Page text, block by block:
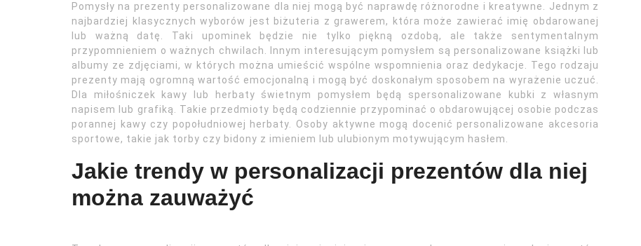
Pomysły na prezenty personalizowane dla niej mogą być naprawdę różnorodne i kreatywne. Jednym z
najbardziej klasycznych wyborów jest biżuteria z grawerem, która może zawierać imię obdarowanej
lub ważną datę. Taki upominek będzie nie tylko piękną ozdobą, ale także sentymentalnym
przypomnieniem o ważnych chwilach. Innym interesującym pomysłem są personalizowane książki lub
albumy ze zdjęciami, w których można umieścić wspólne wspomnienia oraz dedykacje. Tego rodzaju
prezenty mają ogromną wartość emocjonalną i mogą być doskonałym sposobem na wyrażenie uczuć.
Dla miłośniczek kawy lub herbaty świetnym pomysłem będą spersonalizowane kubki z własnym
napisem lub grafiką. Takie przedmioty będą codziennie przypominać o obdarowującej osobie podczas
porannej kawy czy popołudniowej herbaty. Osoby aktywne mogą docenić personalizowane akcesoria
sportowe, takie jak torby czy bidony z imieniem lub ulubionym motywującym hasłem.
Jakie trendy w personalizacji prezentów dla niej
można zauważyć